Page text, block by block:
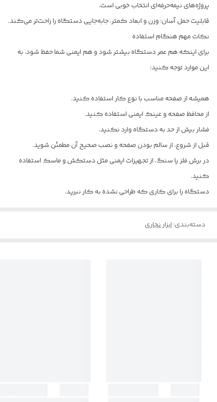
پروژه‌های نیمه‌حرفه‌ای انتخاب خوبی است.
قابلیت حمل آسان: وزن و ابعاد کمتر، جابه‌جایی دستگاه را راحت‌تر می‌کند.
نکات مهم هنگام استفاده
برای اینکه هم عمر دستگاه بیشتر شود و هم ایمنی شما حفظ شود، به
این موارد توجه کنید:
همیشه از صفحه مناسب با نوع کار استفاده کنید.
از محافظ صفحه و عینک ایمنی استفاده کنید.
فشار بیش از حد به دستگاه وارد نکنید.
قبل از شروع، از سالم بودن صفحه و نصب صحیح آن مطمئن شوید.
در برش فلز یا سنگ، از تجهیزات ایمنی مثل دستکش و ماسک استفاده
کنید.
دستگاه را برای کاری که طراحی نشده به کار نبرید.
دسته‌بندی:ابزار نجاری